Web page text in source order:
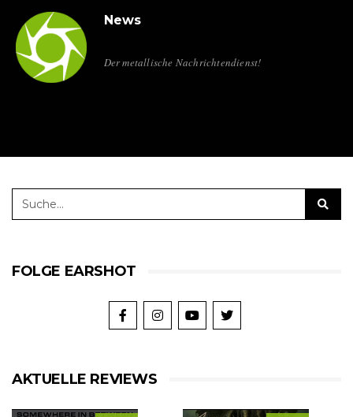
News
Der metallische Nachrichtendienst!
FOLGE EARSHOT
AKTUELLE REVIEWS